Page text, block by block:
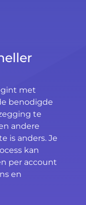
met
benodigde
te
andere
is anders. Je
kan
per account
en